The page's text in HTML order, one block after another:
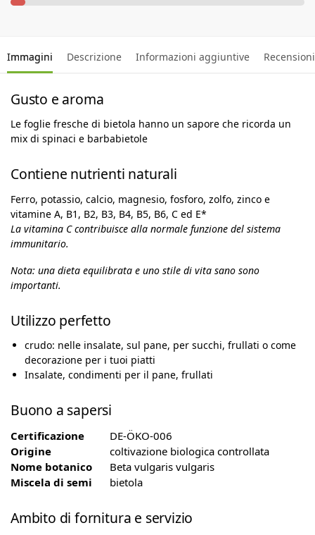
Immagini Descrizione Informazioni aggiuntive Recensioni
Gusto e aroma
Le foglie fresche di bietola hanno un sapore che ricorda un
mix di spinaci e barbabietole
Contiene nutrienti naturali
Ferro, potassio, calcio, magnesio, fosforo, zolfo, zinco e
vitamine A, B1, B2, B3, B4, B5, B6, C ed E*
La vitamina C contribuisce alla normale funzione del sistema
immunitario.
Nota: una dieta equilibrata e uno stile di vita sano sono
importanti.
Utilizzo perfetto
crudo: nelle insalate, sul pane, per succhi, frullati o come
decorazione per i tuoi piatti
Insalate, condimenti per il pane, frullati
Buono a sapersi
Certificazione
DE-ÖKO-006
Origine
coltivazione biologica controllata
Nome botanico
Beta vulgaris vulgaris
Miscela di semi
bietola
Ambito di fornitura e servizio